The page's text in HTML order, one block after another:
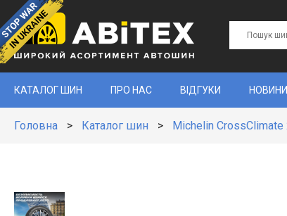
КАТАЛОГ ШИН ПРО НАС ВІДГУКИ НОВИНИ
Головна > Каталог шин > Michelin CrossClimate